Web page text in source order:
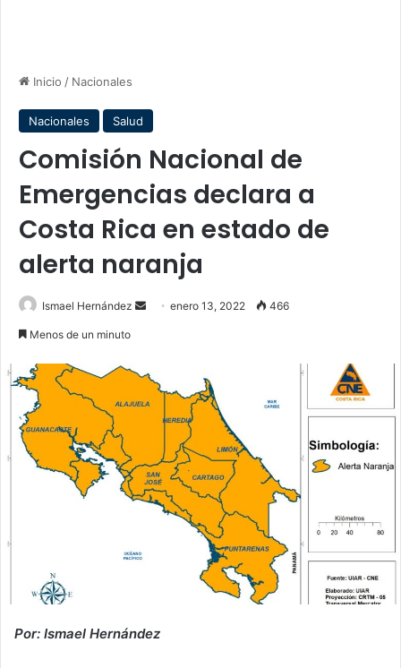
Inicio / Nacionales
Nacionales Salud
Comisión Nacional de
Emergencias declara a
Costa Rica en estado de
alerta naranja
Ismael Hernández
Sendenero 13, 2022 466
Menos de un minuto
Por: Ismael Hernández